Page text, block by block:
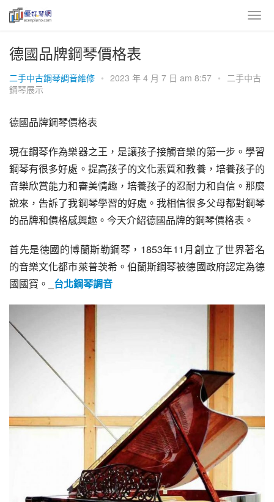
德國品牌鋼琴價格表
二手中古鋼琴調音維修 • 2023 年 4 月 7 日 am 8:57 • 二手中古
鋼琴展示
德國品牌鋼琴價格表
現在鋼琴作為樂器之王，是讓孩子接觸音樂的第一步。學習
鋼琴有很多好處。提高孩子的文化素質和教養，培養孩子的
音樂欣賞能力和審美情趣，培養孩子的忍耐力和自信。那麼
說來，告訴了我鋼琴學習的好處。我相信很多父母都對鋼琴
的品牌和價格感興趣。今天介紹德國品牌的鋼琴價格表。
首先是德國的博蘭斯勒鋼琴，1853年11月創立了世界著名
的音樂文化都市萊普茨希。伯蘭斯鋼琴被德國政府認定為德
國國寶。
台北鋼琴調音